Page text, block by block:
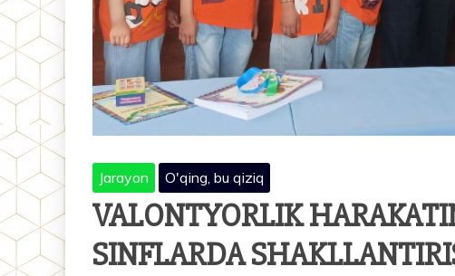
Jarayon O'qing, bu qiziq
VALONTYORLIK
SINFLARDA